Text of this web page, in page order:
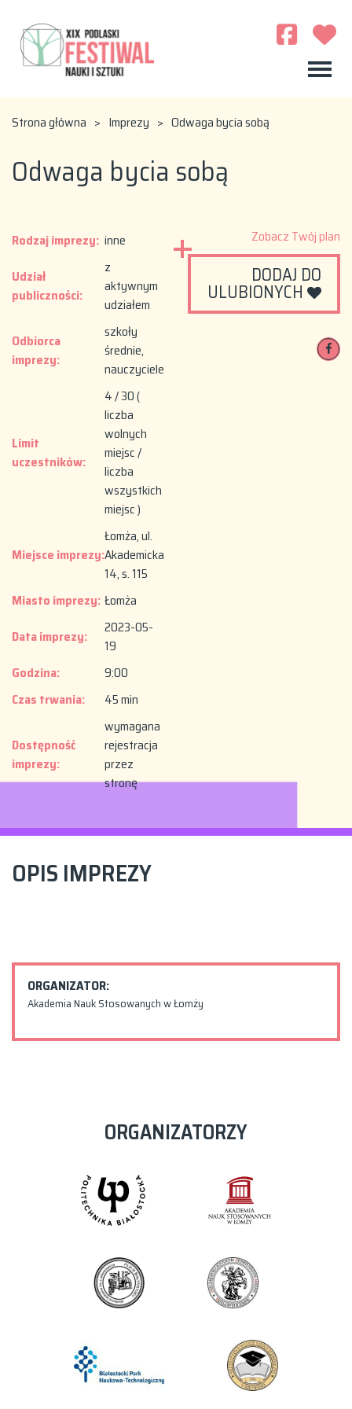
Strona główna > Imprezy > Odwaga bycia sobą
Odwaga bycia sobą
Rodzaj imprezy: inne
Udział
publiczności:
z
aktywnym
udziałem
Odbiorca
imprezy:
szkoły
średnie,
nauczyciele
Limit
uczestników:
4 / 30 (
liczba
wolnych
miejsc /
liczba
wszystkich
miejsc )
Miejsce imprezy:
Łomża, ul.
Akademicka
14, s. 115
Miasto imprezy: Łomża
Data imprezy:
2023-05-
19
Godzina:
9:00
Czas trwania:
45 min
Dostępność
imprezy:
wymagana
rejestracja
przez
stronę
Zobacz Twój plan
DODAJ DO
ULUBIONYCH
OPIS IMPREZY
ORGANIZATOR:
Akademia Nauk Stosowanych w Łomży
ORGANIZATORZY